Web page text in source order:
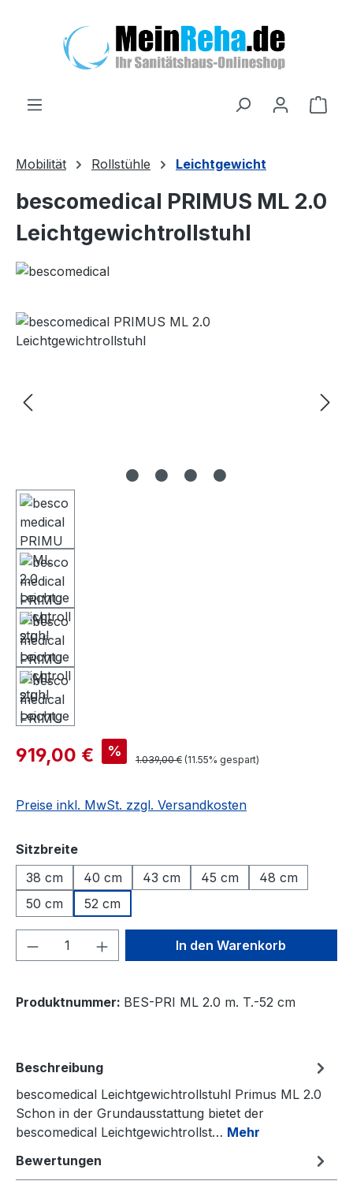
Mobilität Rollstühle Leichtgewicht
bescomedical PRIMUS ML 2.0
Leichtgewichtrollstuhl
Bildergalerie überspringen
919,00 € %
1.039,00 € (11.55% gespart)
Preise inkl. MwSt. zzgl. Versandkosten
Sitzbreiteauswählen
38 cm
40 cm 43 cm 45 cm
48 cm
50 cm
52 cm
Produkt Anzahl: Gib denIn den Warenkorb
Produktnummer: BES-PRI ML 2.0 m. T.-52 cm
Beschreibung
bescomedical Leichtgewichtrollstuhl Primus ML 2.0
Schon in der Grundausstattung bietet der
bescomedical Leichtgewichtrollst… Mehr
Bewertungen